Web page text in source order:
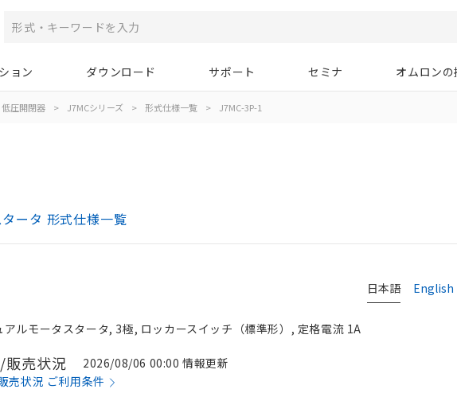
ョン ダウンロード サポート セミナ オムロン
低圧開閉器 > J7MCシリーズ > 形式仕様一覧 > J7MC-3P-1
ータ 形式仕様一覧
日本語 English
アルモータスタータ, 3極, ロッカースイッチ（標準形）, 定格電流 1A
販売状況
2026/08/06 00:00 情報更新
売状況 ご利用条件